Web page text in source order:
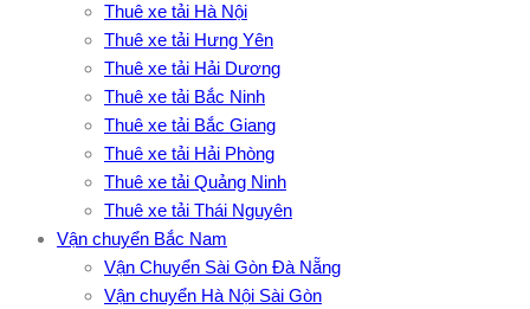
Thuê xe tải Hà Nội
Thuê xe tải Hưng Yên
Thuê xe tải Hải Dương
Thuê xe tải Bắc Ninh
Thuê xe tải Bắc Giang
Thuê xe tải Hải Phòng
Thuê xe tải Quảng Ninh
Thuê xe tải Thái Nguyên
Vận chuyển Bắc Nam
Vận Chuyển Sài Gòn Đà Nẵng
Vận chuyển Hà Nội Sài Gòn